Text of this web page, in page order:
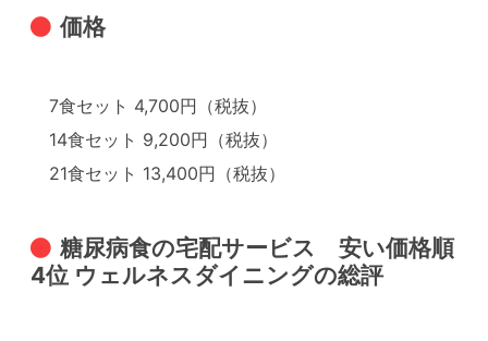
価格
7食セット 4,700円（税抜）
14食セット 9,200円（税抜）
21食セット 13,400円（税抜）
糖尿病食の宅配サービス 安い価格順
4位 ウェルネスダイニングの総評